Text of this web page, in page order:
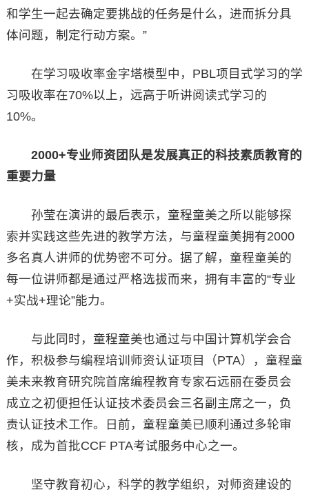
和学生一起去确定要挑战的任务是什么，进而拆分具
体问题，制定行动方案。”
在学习吸收率金字塔模型中，PBL项目式学习的学
习吸收率在70%以上，远高于听讲阅读式学习的
10%。
2000+专业师资团队是发展真正的科技素质教育的
重要力量
孙莹在演讲的最后表示，童程童美之所以能够探
索并实践这些先进的教学方法，与童程童美拥有2000
多名真人讲师的优势密不可分。据了解，童程童美的
每一位讲师都是通过严格选拔而来，拥有丰富的“专业
+实战+理论”能力。
与此同时，童程童美也通过与中国计算机学会合
作，积极参与编程培训师资认证项目（PTA），童程童
美未来教育研究院首席编程教育专家石远丽在委员会
成立之初便担任认证技术委员会三名副主席之一，负
责认证技术工作。日前，童程童美已顺利通过多轮审
核，成为首批CCF PTA考试服务中心之一。
坚守教育初心，科学的教学组织，对师资建设的